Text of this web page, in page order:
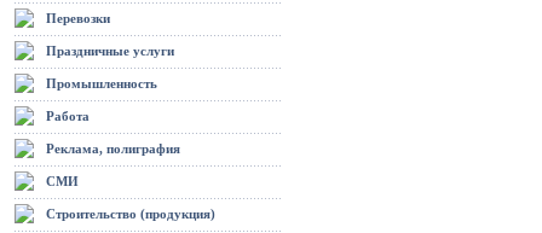
Перевозки
Праздничные услуги
Промышленность
Работа
Реклама, полиграфия
СМИ
Строительство (продукция)